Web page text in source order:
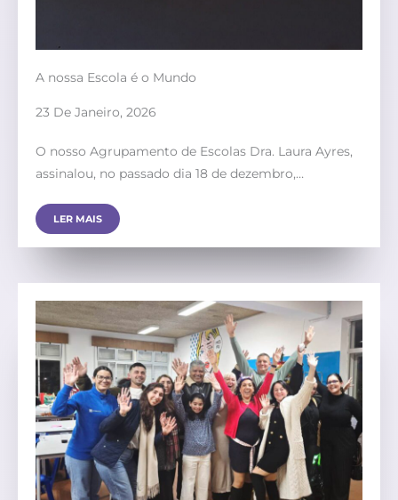
A nossa Escola é o Mundo
23 De Janeiro, 2026
O nosso Agrupamento de Escolas Dra. Laura Ayres,
assinalou, no passado dia 18 de dezembro,…
LER MAIS